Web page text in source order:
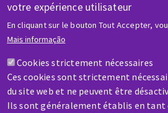
votre expérience utilisateur
En cliquant sur le bouton Tout Accepter,
Mais informação
Cookies strictement nécessaires
Ces cookies sont strictement
du site web et ne peuvent être
Ils sont généralement établis en tant
AIDE &
Une question ? Un